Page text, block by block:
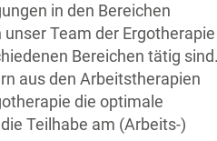
in den Bereichen
Team der Ergotherapie
Bereichen tätig sind.
aus den Arbeitstherapien
die optimale
Teilhabe am (Arbeits-)